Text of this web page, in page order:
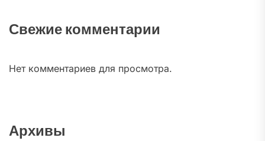
Свежие комментарии
Нет комментариев для просмотра.
Архивы